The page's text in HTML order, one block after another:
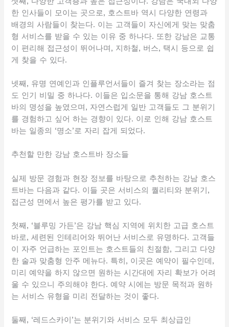
한 인사들이 모이는 곳으로, 호스트바 역시 다양한 연령과
배경의 사람들이 찾는다. 이는 고객들이 자신에게 맞는 맞춤
형 서비스를 받을 수 있는 이유 중 하나다. 또한 강남은 교통
이 편리해 접근성이 뛰어나며, 지하철, 버스, 택시 등으로 쉽
게 찾을 수 있다.
넷째, 유명 연예인과 인플루언서들이 즐겨 찾는 장소라는 점
도 인기 비밀 중 하나다. 이들은 입소문을 통해 강남 호스트
바의 명성을 높였으며, 자연스럽게 일반 고객들도 그 분위기
를 경험하고 싶어 하는 경향이 있다. 이로 인해 강남 호스트
바는 일종의 ‘명소’로 자리 잡게 되었다.
추천할 만한 강남 호스트바 장소들
실제 방문 경험과 현장 정보를 바탕으로 추천하는 강남 호스
트바는 다음과 같다. 이들 곳은 서비스의 퀄리티와 분위기,
접근성 면에서 높은 평가를 받고 있다.
첫째, ‘블루밍 가든’은 강남 핵심 지역에 위치한 고급 호스트
바로, 세련된 인테리어와 뛰어난 서비스로 유명하다. 고객들
이 자주 언급하는 포인트는 호스트들의 친절함, 그리고 다양
한 술과 맞춤형 안주 메뉴다. 특히, 이곳은 예약이 필수인데,
미리 예약을 하지 않으면 원하는 시간대에 자리 확보가 어려
울 수 있으니 주의해야 한다. 예약 시에는 방문 목적과 원하
는 서비스 유형을 미리 전달하는 것이 좋다.
둘째, ‘레드스카이’는 분위기와 서비스 모두 최상급인